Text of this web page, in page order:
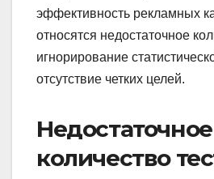
эффективность рекламных
относятся недостаточное
игнорирование
отсутствие четких целей.
Недостаточное
количество